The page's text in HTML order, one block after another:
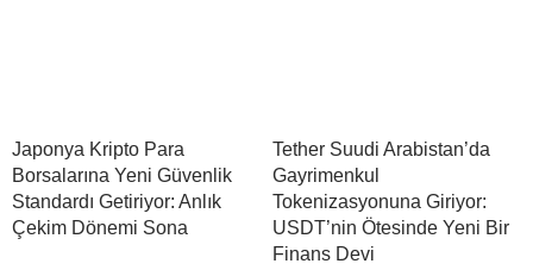
Japonya Kripto Para
Borsalarına Yeni Güvenlik
Standardı Getiriyor: Anlık
Çekim Dönemi Sona
Tether Suudi Arabistan’da
Gayrimenkul
Tokenizasyonuna Giriyor:
USDT’nin Ötesinde Yeni Bir
Finans Devi